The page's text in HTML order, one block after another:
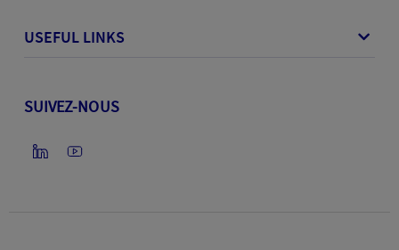
USEFUL LINKS
SUIVEZ-NOUS